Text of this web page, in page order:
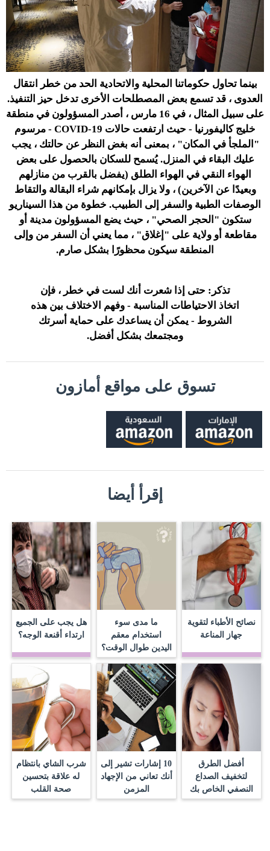
بينما تحاول حكوماتنا المحلية والاتحادية الحد من خطر انتقال
العدوى ، قد تسمع بعض المصطلحات الأخرى تدخل حيز التنفيذ.
على سبيل المثال ، في 16 مارس ، أصدر المسؤولون في منطقة
خليج كاليفورنيا - حيث ارتفعت حالات COVID-19 - مرسوم
"الملجأ في المكان" ، بمعنى أنه بغض النظر عن حالتك ، يجب
عليك البقاء في المنزل. يُسمح للسكان بالحصول على بعض
الهواء النقي في الهواء الطلق (يفضل بالقرب من منازلهم
وبعيدًا عن الآخرين) ، ولا يزال بإمكانهم شراء البقالة والتقاط
الوصفات الطبية والسفر إلى الطبيب. خطوة من هذا السيناريو
ستكون "الحجر الصحي" ، حيث يضع المسؤولون مدينة أو
مقاطعة أو ولاية على "إغلاق" ، مما يعني أن السفر من وإلى
المنطقة سيكون محظورًا بشكل صارم.
تذكر : حتى إذا شعرت أنك لست في خطر ، فإن
اتخاذ الاحتياطات المناسبة - وفهم الاختلاف بين هذه
الشروط - يمكن أن يساعدك على حماية أسرتك
ومجتمعك بشكل أفضل.
تسوق على مواقع أمازون
إقرأ أيضا
نصائح الأطباء لتقوية
جهاز المناعة
ما مدى سوء
استخدام معقم
اليدين طوال الوقت؟
هل يجب على الجميع
ارتداء أقنعة الوجه؟
أفضل الطرق
لتخفيف الصداع
النصفي الخاص بك
10 إشارات تشير إلى
أنك تعاني من الإجهاد
المزمن
شرب الشاي بانتظام
له علاقة بتحسين
صحة القلب